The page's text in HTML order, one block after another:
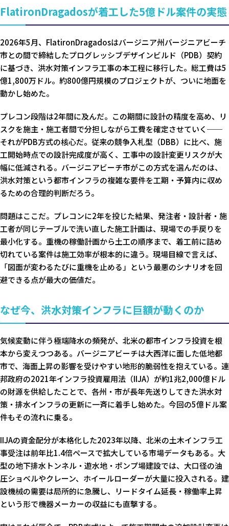
FlatironDragadosが着工した5億ドル案件の実態
2026年5月、FlatironDragadosはバージニア州バージニアビーチ
市との間で締結したプログレッシブデザインビルド（PDB）契約
に基づき、洪水対策インフラ工事の本工程に移行した。総工費は5
億1,800万ドル。約800億円規模のプロジェクトが、ついに地面を
動かし始めた。
プレコン段階は2年間に及んだ。この期間に設計の精度を高め、リ
スクを施主・施工者間で分担しながら工費を確定させていく──
それがPDB方式の核心だ。従来の競争入札型（DBB）に比べ、施
工開始時点での設計完成度が高く、工事中の設計変更リスクが大
幅に低減される。バージニアビーチ市がこの方式を選んだのは、
洪水対策という都市インフラの複雑な要件を工期・予算内に収め
るための合理的判断だろう。
問題はここだ。プレコンに2年を投じた結果、発注者・設計者・施
工者が同じテーブルで洗い直した施工計画は、現場での手戻りを
最小化する。重機の稼働計画から土工の順序まで、着工前に詰め
切れている案件は施工効率が根本的に違う。現場目線で言えば、
「図面が変わるたびに重機を止める」という最悪のシナリオを回
避できる点が最大の価値だ。
なぜ今、洪水対策インフラに巨額が動くのか
気候変動に伴う極端降水の頻発が、北米の都市インフラ投資を根
本から変えつつある。バージニアビーチは大西洋に面した低地都
市で、海面上昇の影響を受けやすい地形的脆弱性を抱えている。連
邦政府の2021年インフラ投資雇用法（IIJA）が約1兆2,000億ドル
の財源を供給したことで、各州・市が長年先送りしてきた洪水対
策・排水インフラの更新に一斉に着手し始めた。今回の5億ドル案
件もその流れに乗る。
IIJAの資金配分が本格化した2023年以降、北米の土木インフラ工
事受注は前年比1.4倍ペースで拡大している市場データもある。大
型の地下排水トンネル・遊水地・ポンプ場建設では、大口径の油
圧ショベルやクレーン、ホイールローダーが大量に投入される。建
設機械の需要は局所的に急騰し、リードタイム延長・稼働率上昇
という形で機器メーカーの収益にも直撃する。